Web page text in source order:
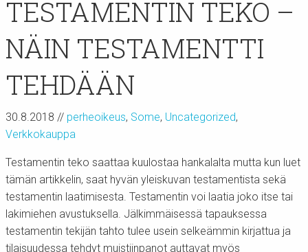
TESTAMENTIN TEKO –
NÄIN TESTAMENTTI
TEHDÄÄN
30.8.2018 // perheoikeus, Some, Uncategorized,
Verkkokauppa
Testamentin teko saattaa kuulostaa hankalalta mutta kun luet
tämän artikkelin, saat hyvän yleiskuvan testamentista sekä
testamentin laatimisesta. Testamentin voi laatia joko itse tai
lakimiehen avustuksella. Jälkimmäisessä tapauksessa
testamentin tekijän tahto tulee usein selkeämmin kirjattua ja
tilaisuudessa tehdyt muistiinpanot auttavat myös